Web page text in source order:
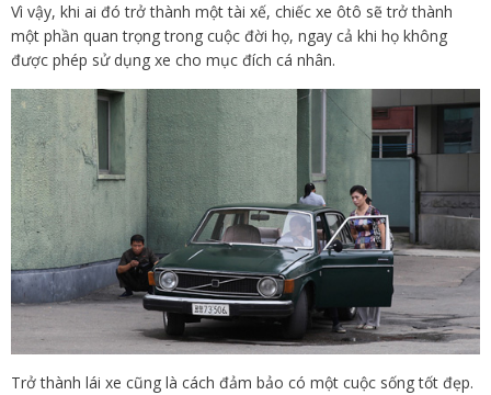
Vì vậy, khi ai đó trở thành một tài xế, chiếc xe ôtô sẽ trở thành
một phần quan trọng trong cuộc đời họ, ngay cả khi họ không
được phép sử dụng xe cho mục đích cá nhân.
Trở thành lái xe cũng là cách đảm bảo có một cuộc sống tốt đẹp.